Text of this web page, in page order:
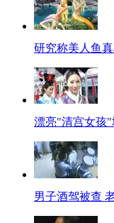
研究称美人鱼
漂亮"清宫女孩
男子酒驾被查